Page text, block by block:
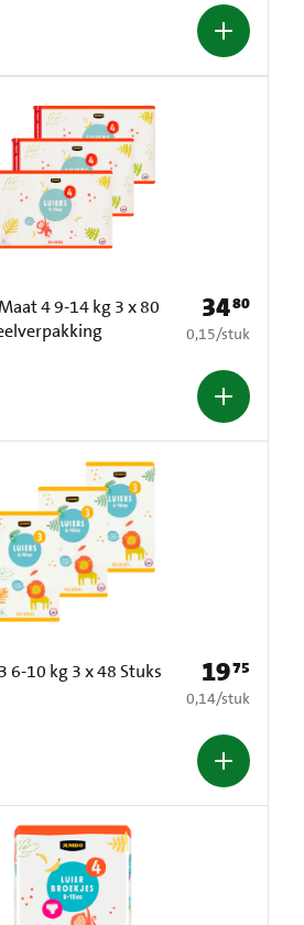
4 9-14 kg 3 x 80
Prijs: € 34,80
3480
€ 0,15 per stuk
0,15/stuk
6-10 kg 3 x 48 Stuks Prijs: € 19,75
1975
€ 0,14 per stuk
0,14/stuk